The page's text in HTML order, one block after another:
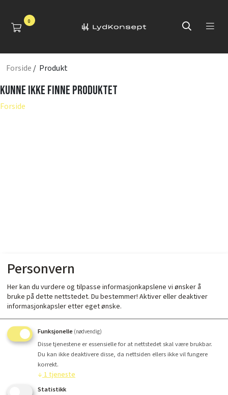
0
Forside / Produkt
Kunne ikke finne produktet
Forside
Personvern
Her kan du vurdere og tilpasse informasjonkapslene vi ønsker å
bruke på dette nettstedet. Du bestemmer! Aktiver eller deaktiver
informasjonkapsler etter eget ønske.
Funksjonelle (nødvendig)
Disse tjenestene er essensielle for at nettstedet skal være brukbar.
Du kan ikke deaktivere disse, da nettsiden ellers ikke vil fungere
korrekt.
↓ 1 tjeneste
Statistikk